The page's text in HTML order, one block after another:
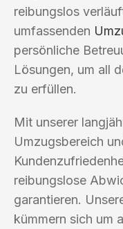
reibungslos
umfassenden
persönliche
Lösungen, um all
zu erfüllen.
Mit unserer
Umzugsbereich
reibungslose
garantieren.
kümmern sich um